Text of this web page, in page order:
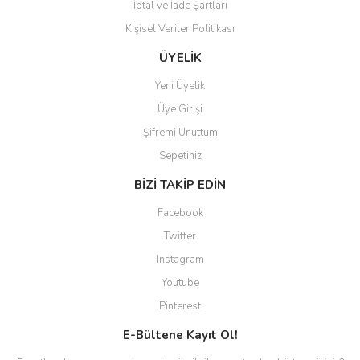
Gönder
İptal ve İade Şartları
Kişisel Veriler Politikası
ÜYELİK
Yeni Üyelik
Üye Girişi
Şifremi Unuttum
Sepetiniz
BİZİ TAKİP EDİN
Facebook
Twitter
Instagram
Youtube
Pinterest
E-Bültene Kayıt Ol!